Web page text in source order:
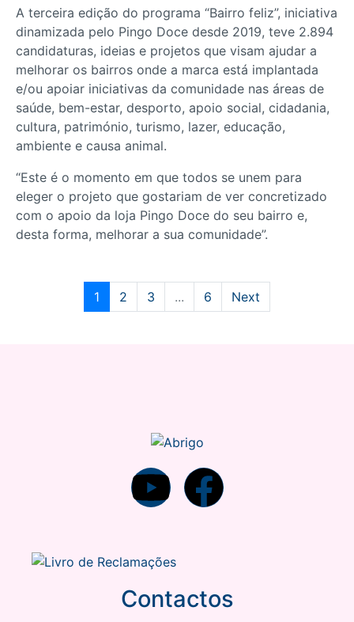
A terceira edição do programa “Bairro feliz”, iniciativa
dinamizada pelo Pingo Doce desde 2019, teve 2.894
candidaturas, ideias e projetos que visam ajudar a
melhorar os bairros onde a marca está implantada
e/ou apoiar iniciativas da comunidade nas áreas de
saúde, bem-estar, desporto, apoio social, cidadania,
cultura, património, turismo, lazer, educação,
ambiente e causa animal.
“Este é o momento em que todos se unem para
eleger o projeto que gostariam de ver concretizado
com o apoio da loja Pingo Doce do seu bairro e,
desta forma, melhorar a sua comunidade”.
1 2 3 ... 6 Next
Contactos